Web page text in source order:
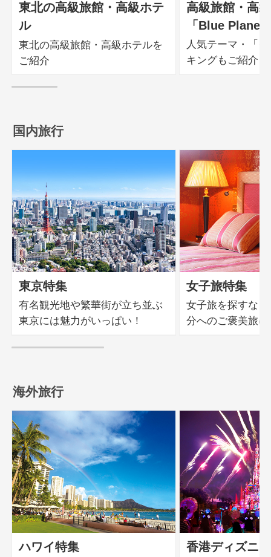
東北の高級旅館・高級ホテ
ル
東北の高級旅館・高級ホテルを
ご紹介
高級旅館・高
「Blue Planet
人気テーマ・「
キングもご紹介
国内旅行
東京特集
有名観光地や繁華街が立ち並ぶ
東京には魅力がいっぱい！
女子旅特集
女子旅を探すな
分へのご褒美旅
海外旅行
ハワイ特集
香港ディズニ